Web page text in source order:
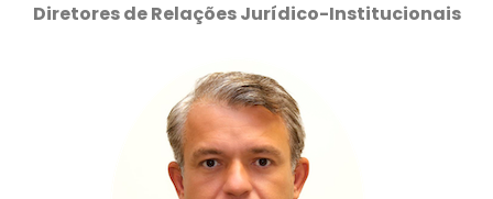
Diretores de Relações Jurídico-Institucionais